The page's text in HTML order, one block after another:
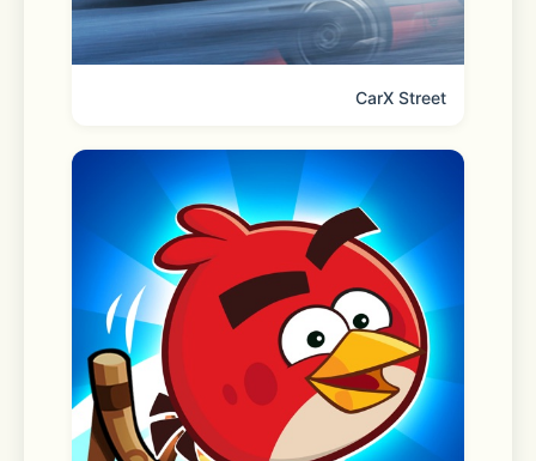
□■豪華声優陣■□
杉田智和 / 花江夏樹 / 前野智昭 / 梶裕貴
柿原徹也 / 山谷祥生 / 高塚智人 / 江口拓
也
白井悠介 / 内田雄馬 / 山下誠一郎 / 八代
拓
武内駿輔 / 西山宏太朗
CarX Street